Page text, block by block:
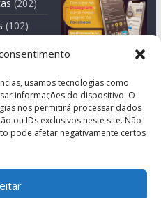
usamos tecnologias como
informações do dispositivo. O
nos permitirá processar dados
ou IDs exclusivos neste site. Não
pode afetar negativamente certos
(202)
(102)